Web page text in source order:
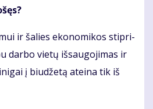
ir ša­lies eko­no­mi­kos stip­ri­
dar­bo vie­tų iš­sau­go­ji­mas ir
į biu­dže­tą at­ei­na tik iš